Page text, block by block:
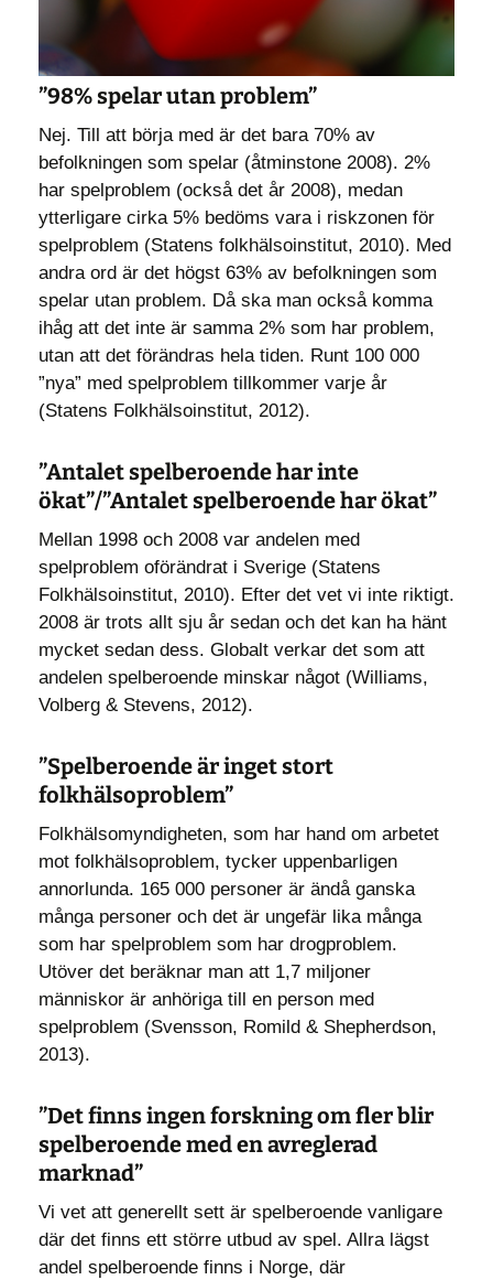
”98% spelar utan problem”
Nej. Till att börja med är det bara 70% av
befolkningen som spelar (åtminstone 2008). 2%
har spelproblem (också det år 2008), medan
ytterligare cirka 5% bedöms vara i riskzonen för
spelproblem (Statens folkhälsoinstitut, 2010). Med
andra ord är det högst 63% av befolkningen som
spelar utan problem. Då ska man också komma
ihåg att det inte är samma 2% som har problem,
utan att det förändras hela tiden. Runt 100 000
”nya” med spelproblem tillkommer varje år
(Statens Folkhälsoinstitut, 2012).
”Antalet spelberoende har inte
ökat”/”Antalet spelberoende har ökat”
Mellan 1998 och 2008 var andelen med
spelproblem oförändrat i Sverige (Statens
Folkhälsoinstitut, 2010). Efter det vet vi inte riktigt.
2008 är trots allt sju år sedan och det kan ha hänt
mycket sedan dess. Globalt verkar det som att
andelen spelberoende minskar något (Williams,
Volberg & Stevens, 2012).
”Spelberoende är inget stort
folkhälsoproblem”
Folkhälsomyndigheten, som har hand om arbetet
mot folkhälsoproblem, tycker uppenbarligen
annorlunda. 165 000 personer är ändå ganska
många personer och det är ungefär lika många
som har spelproblem som har drogproblem.
Utöver det beräknar man att 1,7 miljoner
människor är anhöriga till en person med
spelproblem (Svensson, Romild & Shepherdson,
2013).
”Det finns ingen forskning om fler blir
spelberoende med en avreglerad
marknad”
Vi vet att generellt sett är spelberoende vanligare
där det finns ett större utbud av spel. Allra lägst
andel spelberoende finns i Norge, där